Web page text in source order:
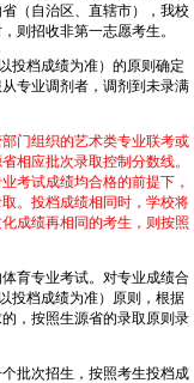
（自治区、直辖市），我校
则招收非第一志愿考生。
档成绩为准）的原则确定
专业调剂者，调剂到未录满
门组织的艺术类专业联考或
相应批次录取控制分数线。
考试成绩均合格的前提下，
。投档成绩相同时，学校将
成绩再相同的考生，则按照
育专业考试。对专业成绩合
投档成绩为准）原则，根据
，按照生源省的录取原则录
批次招生，按照考生投档成